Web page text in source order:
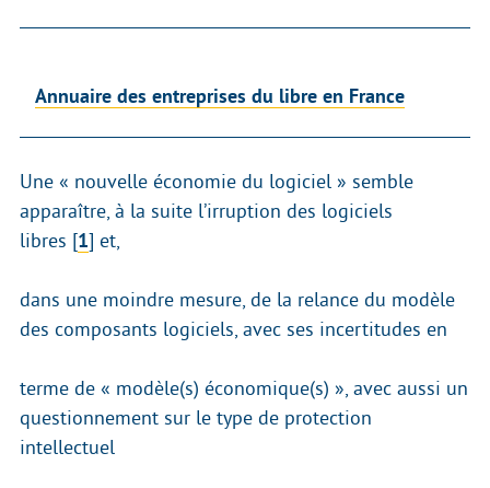
Annuaire des entreprises du libre en France
Une « nouvelle économie du logiciel » semble
apparaître, à la suite l’irruption des logiciels
libres [1] et,
dans une moindre mesure, de la relance du modèle
des composants logiciels, avec ses incertitudes en
terme de « modèle(s) économique(s) », avec aussi un
questionnement sur le type de protection
intellectuel